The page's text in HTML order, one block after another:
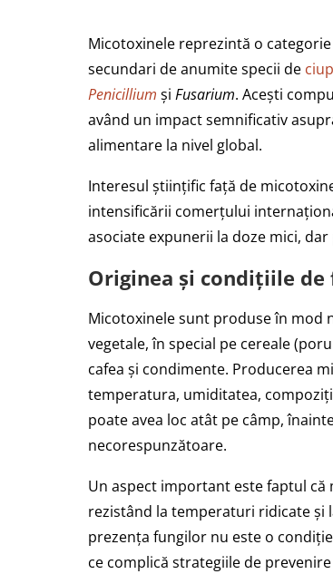
Micotoxinele reprezintă o
secundari de anumite specii de
Penicillium și Fusarium. Acești
având un impact semnificativ
alimentare la nivel global.
Interesul științific față de
intensificării comerțului
asociate expunerii la doze mici,
Originea și condițiile
Micotoxinele sunt produse în mod
vegetale, în special pe cereale
cafea și condimente. Producerea
temperatura, umiditatea,
poate avea loc atât pe câmp,
necorespunzătoare.
Un aspect important este faptul
rezistând la temperaturi ridicate și
prezența fungilor nu este o
ce complică strategiile de